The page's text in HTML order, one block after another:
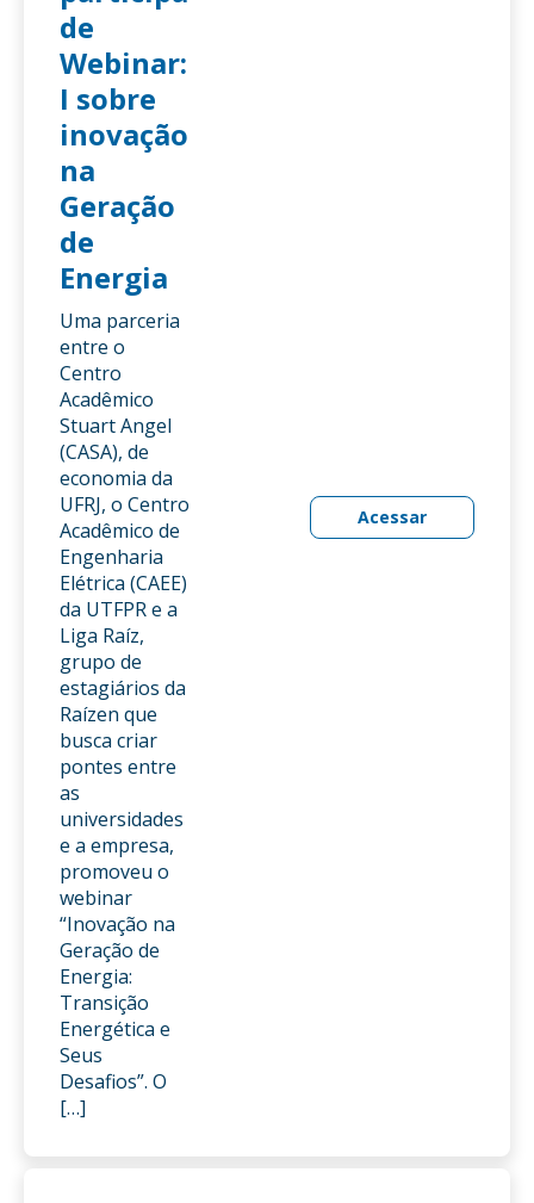
de
Webinar:
I sobre
inovação
na
Geração
de
Energia
Uma parceria
entre o
Centro
Acadêmico
Stuart Angel
(CASA), de
economia da
UFRJ, o Centro
Acadêmico de
Engenharia
Elétrica (CAEE)
da UTFPR e a
Liga Raíz,
grupo de
estagiários da
Raízen que
busca criar
pontes entre
as
universidades
e a empresa,
promoveu o
webinar
“Inovação na
Geração de
Energia:
Transição
Energética e
Seus
Desafios”. O
[…]
Acessar